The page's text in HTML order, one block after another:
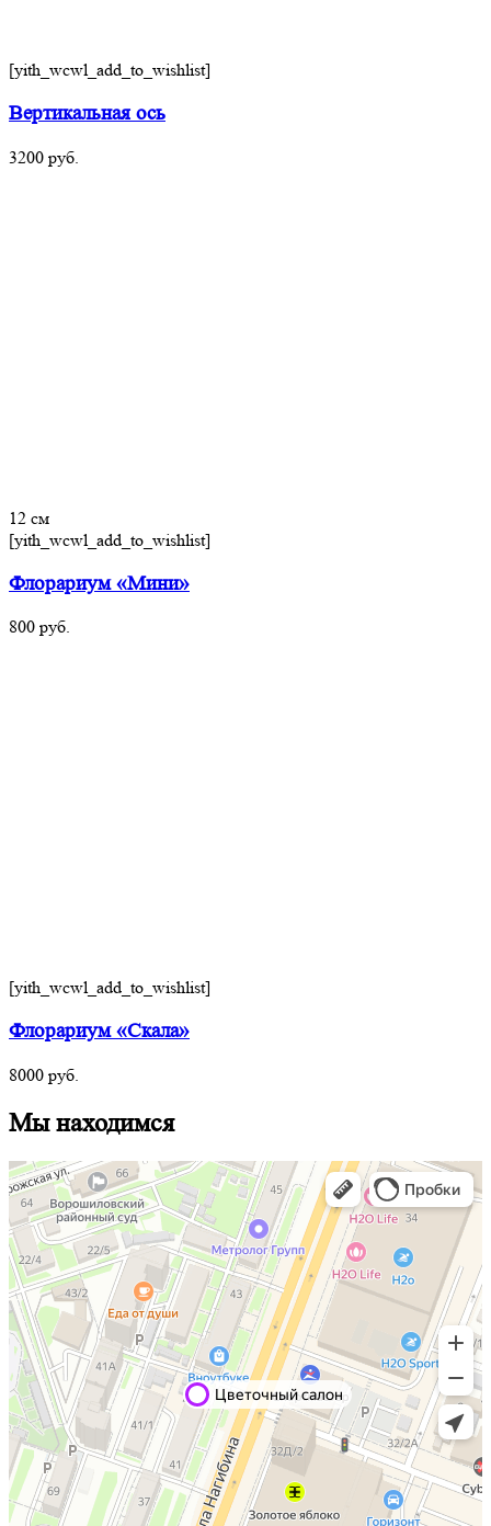
[yith_wcwl_add_to_wishlist]
Вертикальная ось
3200 руб.
12 см
[yith_wcwl_add_to_wishlist]
Флорариум «Мини»
800 руб.
[yith_wcwl_add_to_wishlist]
Флорариум «Скала»
8000 руб.
Мы находимся